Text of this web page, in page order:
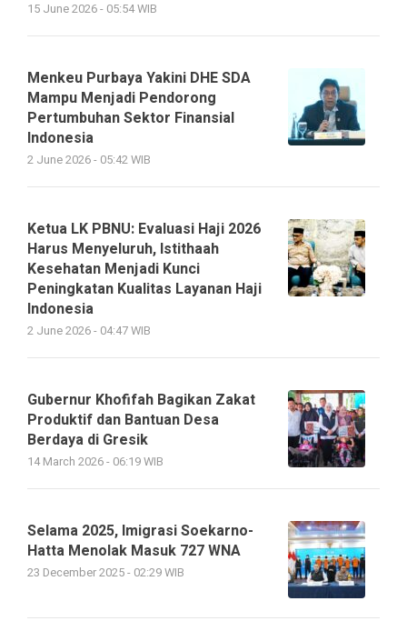
15 June 2026 - 05:54 WIB
Menkeu Purbaya Yakini DHE SDA
Mampu Menjadi Pendorong
Pertumbuhan Sektor Finansial
Indonesia
2 June 2026 - 05:42 WIB
Ketua LK PBNU: Evaluasi Haji 2026
Harus Menyeluruh, Istithaah
Kesehatan Menjadi Kunci
Peningkatan Kualitas Layanan Haji
Indonesia
2 June 2026 - 04:47 WIB
Gubernur Khofifah Bagikan Zakat
Produktif dan Bantuan Desa
Berdaya di Gresik
14 March 2026 - 06:19 WIB
Selama 2025, Imigrasi Soekarno-
Hatta Menolak Masuk 727 WNA
23 December 2025 - 02:29 WIB